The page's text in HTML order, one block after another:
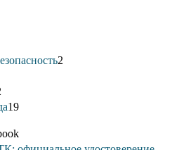
2
19